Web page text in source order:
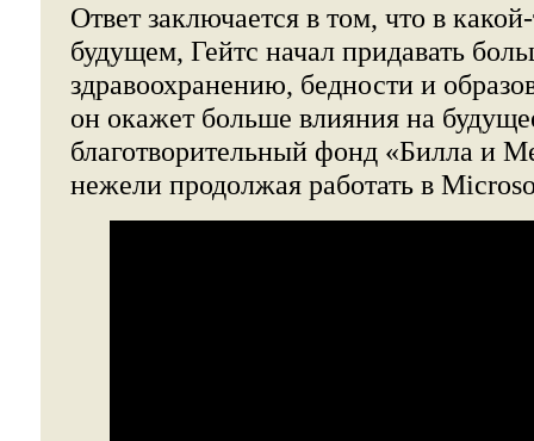
Ответ заключается в том, что в
будущем, Гейтс начал придавать
здравоохранению, бедности и
он окажет больше влияния на
благотворительный фонд «Билла и
нежели продолжая работать в